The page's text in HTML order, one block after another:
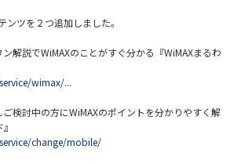
ツを２つ追加しました。
解説でWiMAXのことがすぐ分かる『WiMAXまるわ
wimax/...
検討中の方にWiMAXのポイントを分かりやすく解
change/mobile/